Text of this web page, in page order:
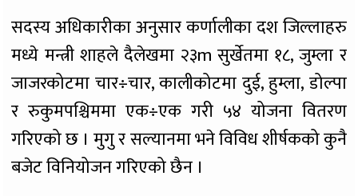
सदस्य अधिकारीका अनुसार कर्णालीका दश जिल्लाहरु
मध्ये मन्त्री शाहले दैलेखमा २३m सुर्खेतमा १८, जुम्ला र
जाजरकोटमा चार÷चार, कालीकोटमा दुई, हुम्ला, डोल्पा
र रुकुमपश्चिममा एक÷एक गरी ५४ योजना वितरण
गरिएको छ । मुगु र सल्यानमा भने विविध शीर्षकको कुनै
बजेट विनियोजन गरिएको छैन ।